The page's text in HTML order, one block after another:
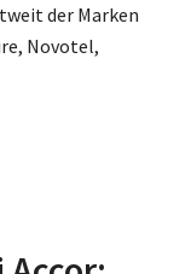
der Marken
Novotel,